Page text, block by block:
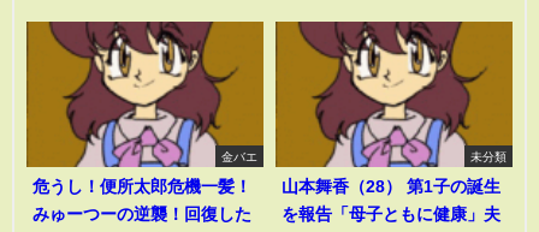
金バエ
危うし！便所太郎危機一髪！
みゅーつーの逆襲！回復した
未分類
山本舞香（28） 第1子の誕生
を報告「母子ともに健康」夫